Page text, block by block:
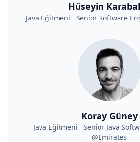
Hüseyin
Java Eğitmeni Senior Software
Koray Güney
Java Eğitmeni Senior Java
@Emirates